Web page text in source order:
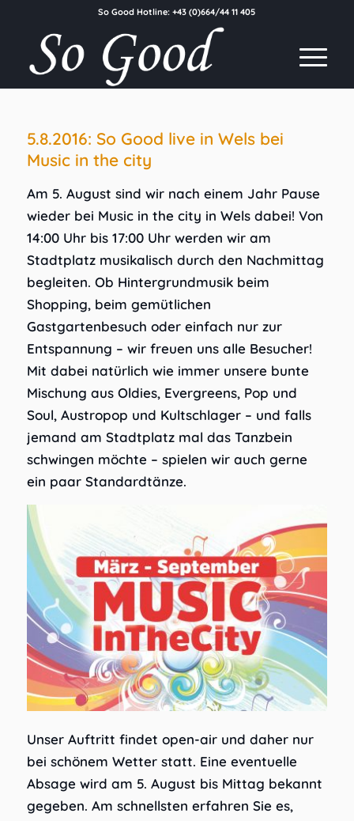
So Good Hotline:+43 (0)664/44 11 405
5.8.2016: So Good live in Wels bei
Music in the city
Am 5. August sind wir nach einem Jahr Pause
wieder bei Music in the city in Wels dabei! Von
14:00 Uhr bis 17:00 Uhr werden wir am
Stadtplatz musikalisch durch den Nachmittag
begleiten. Ob Hintergrundmusik beim
Shopping, beim gemütlichen
Gastgartenbesuch oder einfach nur zur
Entspannung – wir freuen uns alle Besucher!
Mit dabei natürlich wie immer unsere bunte
Mischung aus Oldies, Evergreens, Pop und
Soul, Austropop und Kultschlager – und falls
jemand am Stadtplatz mal das Tanzbein
schwingen möchte – spielen wir auch gerne
ein paar Standardtänze.
Unser Auftritt findet open-air und daher nur
bei schönem Wetter statt. Eine eventuelle
Absage wird am 5. August bis Mittag bekannt
gegeben. Am schnellsten erfahren Sie es,